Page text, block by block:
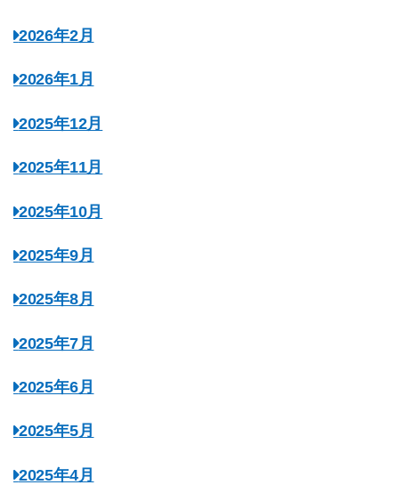
2026年2月
2026年1月
2025年12月
2025年11月
2025年10月
2025年9月
2025年8月
2025年7月
2025年6月
2025年5月
2025年4月